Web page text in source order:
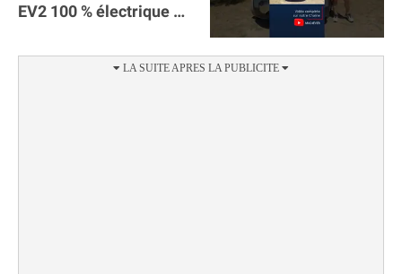
EV2 100 % électrique ⚡️!
autonomie.